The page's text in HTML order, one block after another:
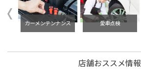
交 カーメンテンナンス 愛車点検
店舗おススメ情報